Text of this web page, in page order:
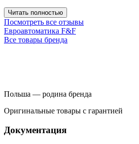
Читать полностью
Посмотреть все отзывы
Евроавтоматика F&F
Все товары бренда
Польша — родина бренда
Оригинальные товары c гарантией
Документация